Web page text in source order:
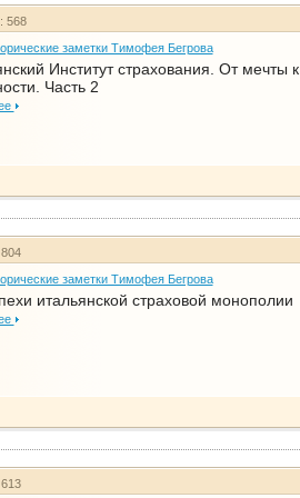
568
заметки Тимофея Бегрова
Институт страхования. От мечты к
Часть 2
заметки Тимофея Бегрова
итальянской страховой монополии